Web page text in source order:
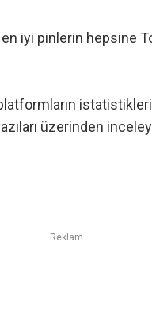
en iyi pinlerin hepsine
platformların
üzerinden
Reklam